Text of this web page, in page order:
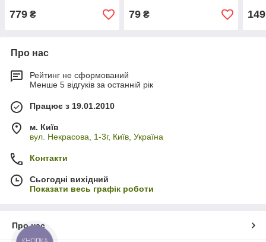
779 ₴ 79₴ 149
Про нас
Рейтинг не сформований
Менше 5 відгуків за останній рік
Працює з 19.01.2010
м. Київ
вул. Некрасова, 1-3г, Київ, Україна
Контакти
Сьогодні вихідний
Показати весь графік роботи
Про нас